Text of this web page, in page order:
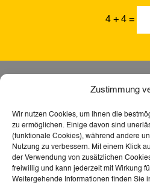
Zustimmung
Wir nutzen Cookies, um Ihnen die
zu ermöglichen. Einige davon sind
(funktionale Cookies), während andere
Nutzung zu verbessern. Mit einem Klick
der Verwendung von zusätzlichen
freiwillig und kann jederzeit mit Wirkung
Weitergehende Informationen finden Sie
4 + 4 =